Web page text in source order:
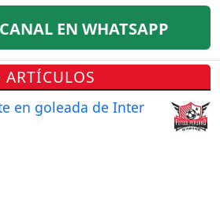
EN WHATSAPP
ARTÍCULOS